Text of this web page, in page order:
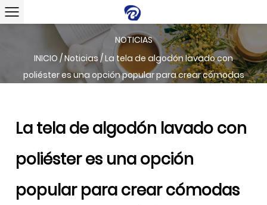
NOTICIAS
INICIO/Noticias/La tela de algodón lavado con
poliéster es una opción popular para crear cómodas
La tela de algodón lavado con
poliéster es una opción
popular para crear cómodas